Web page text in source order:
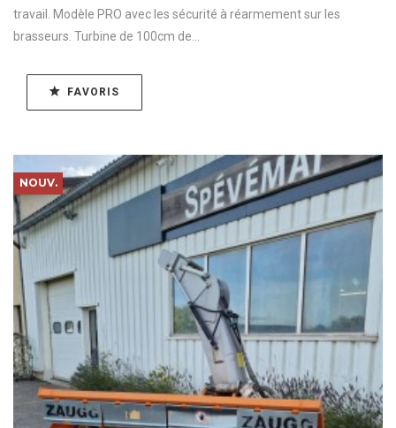
travail. Modèle PRO avec les sécurité à réarmement sur les
brasseurs. Turbine de 100cm de...
FAVORIS
NOUV.